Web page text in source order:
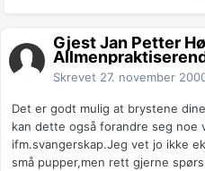
Gjest Jan Petter
Skrevet 27. november
Det er godt mulig at brystene
kan dette også forandre seg noe
ifm.svangerskap.Jeg vet jo ikke
små pupper,men rett gjerne